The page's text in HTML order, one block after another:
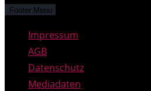
Footer Menu
Impressum
AGB
Datenschutz
Mediadaten